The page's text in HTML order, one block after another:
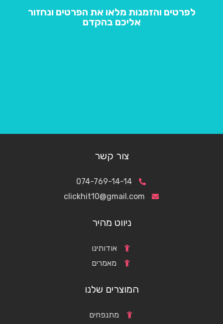
לפרטים והזמנות מלאו את הפרטים ונחזור
אליכם בהקדם
צור קשר
074-769-14-14
clickhit10@gmail.com
ניווט מהיר
אודותינו
מאמרים
המוצרים שלנו
מתנפחים